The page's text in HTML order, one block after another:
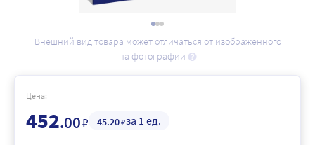
Внешний вид товара может отличаться от изображённого
на фотографии
Цена:
452.00₽ 45.20₽за 1 ед.